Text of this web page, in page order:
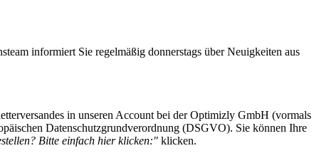
informiert Sie regelmäßig donnerstags über Neuigkeiten aus
in unseren Account bei der Optimizly GmbH (vormals
Datenschutzgrundverordnung (DSGVO). Sie können Ihre
Bitte einfach hier klicken:" klicken.